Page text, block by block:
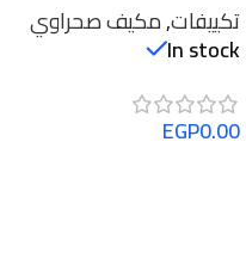
تكييفات,مكيف صحراوي
In stock
EGP0.00